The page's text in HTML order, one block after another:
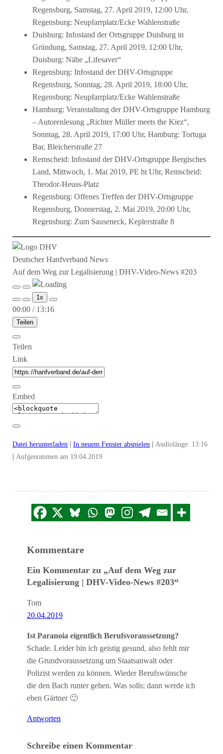
Regensburg, Samstag, 27. April 2019, 12:00 Uhr,
Regensburg: Neupfarrplatz/Ecke Wahlenstraße
Duisburg: Infostand der Ortsgruppe Duisburg in
Gründung, Samstag, 27. April 2019, 12:00 Uhr,
Duisburg: Nähe „Lifesaver“
Regensburg: Infostand der DHV-Ortsgruppe
Regensburg, Sonntag, 28. April 2019, 18:00 Uhr,
Regensburg: Neupfarrplatz/Ecke Wahlenstraße
Hamburg: Veranstaltung der DHV-Ortsgruppe Hamburg
– Autorenlesung „Richter Müller meets the Kiez“,
Sonntag, 28. April 2019, 17:00 Uhr, Hamburg: Tortuga
Bar, Bleicherstraße 27
Remscheid: Infostand der DHV-Ortsgruppe Bergisches
Land, Mittwoch, 1. Mai 2019, PE ht Uhr, Remscheid:
Theodor-Heuss-Platz
Regensburg: Offenes Treffen der DHV-Ortsgruppe
Regensburg, Donnerstag, 2. Mai 2019, 20:00 Uhr,
Regensburg: Zum Sauseneck, Keplerstraße 8
Deutscher Hanfverband News
Auf dem Weg zur Legalisierung | DHV-Video-News #203
Play
Episode
Pause
Episode
1x
00:00 / 13:16
Teilen
Teilen
Link
Embed
Datei herunterladen |In neuem Fenster abspielen |Audiolänge: 13:16
|Aufgenommen am 19.04.2019
Kommentare
Ein Kommentar zu „Auf dem Weg zur
Legalisierung | DHV-Video-News #203“
Tom
20.04.2019
Ist Paranoia eigentlich Berufsvoraussetzung?
Schade. Leider bin ich geistig gesund, also fehlt mir
die Grundvoraussetzung um Staatsanwalt oder
Polizist werden zu können. Wieder Berufswünsche
die den Bach runter gehen. Was solls; dann werde ich
eben Gärtner 🙂
Antworten
Schreibe einen Kommentar